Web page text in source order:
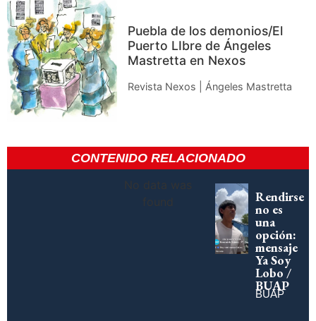
Puebla de los demonios/El
Puerto LIbre de Ángeles
Mastretta en Nexos
Revista Nexos | Ángeles Mastretta
CONTENIDO RELACIONADO
No data was
found
Rendirse
no es
una
opción:
mensaje
Ya Soy
Lobo /
BUAP
BUAP